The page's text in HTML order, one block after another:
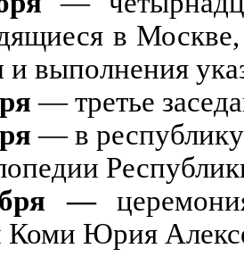
в Москве,
выполнения
— третье
— в
—
Коми Юрия